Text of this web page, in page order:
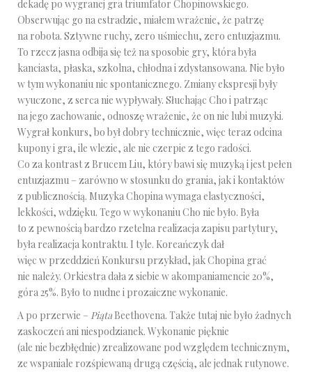
dekadę po wygranej gra triumfator Chopinowskiego.
Obserwując go na estradzie, miałem wrażenie, że patrzę
na robota. Sztywne ruchy, zero uśmiechu, zero entuzjazmu.
To rzecz jasna odbija się też na sposobie gry, która była
kanciasta, płaska, szkolna, chłodna i zdystansowana. Nie było
w tym wykonaniu nic spontanicznego. Zmiany ekspresji były
wyuczone, z serca nie wypływały. Słuchając Cho i patrząc
na jego zachowanie, odnoszę wrażenie, że on nie lubi muzyki.
Wygrał konkurs, bo był dobry technicznie, więc teraz odcina
kupony i gra, ile wlezie, ale nie czerpie z tego radości.
Co za kontrast z Brucem Liu, który bawi się muzyką i jest pełen
entuzjazmu – zarówno w stosunku do grania, jak i kontaktów
z publicznością. Muzyka Chopina wymaga elastyczności,
lekkości, wdzięku. Tego w wykonaniu Cho nie było. Była
to z pewnością bardzo rzetelna realizacja zapisu partytury,
była realizacja kontraktu. I tyle. Koreańczyk dał
więc w przeddzień Konkursu przykład, jak Chopina grać
nie należy. Orkiestra dała z siebie w akompaniamencie 20%,
góra 25%. Było to nudne i prozaiczne wykonanie.
A po przerwie – Piąta Beethovena. Także tutaj nie było żadnych
zaskoczeń ani niespodzianek. Wykonanie pięknie
(ale nie bezbłędnie) zrealizowane pod względem technicznym,
ze wspaniale rozśpiewaną drugą częścią, ale jednak rutynowe.